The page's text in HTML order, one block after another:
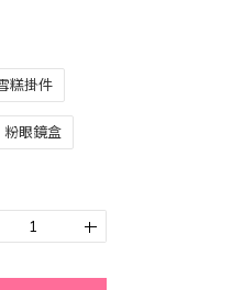
糕掛件
粉眼鏡盒